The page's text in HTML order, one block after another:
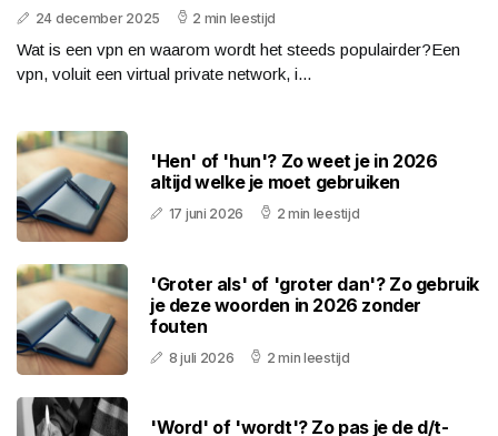
24 december 2025 2 min leestijd
Wat is een vpn en waarom wordt het steeds populairder?Een
vpn, voluit een virtual private network, i...
'Hen' of 'hun'? Zo weet je in 2026
altijd welke je moet gebruiken
17 juni 2026 2 min leestijd
'Groter als' of 'groter dan'? Zo gebruik
je deze woorden in 2026 zonder
fouten
8 juli 2026 2 min leestijd
'Word' of 'wordt'? Zo pas je de d/t-